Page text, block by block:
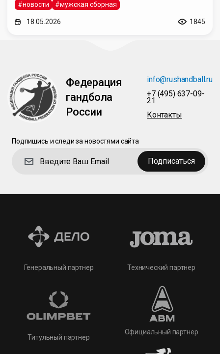
#новости #мужская сборная
18.05.2026 1845
Федерация
гандбола
России
info@rushandball.ru
+7 (495) 637-09-
21
Контакты
Подпишись и следи за новостями сайта
Подписаться
Генеральный партнер
Титульный партнер
Технический партнер
Официальный партнер